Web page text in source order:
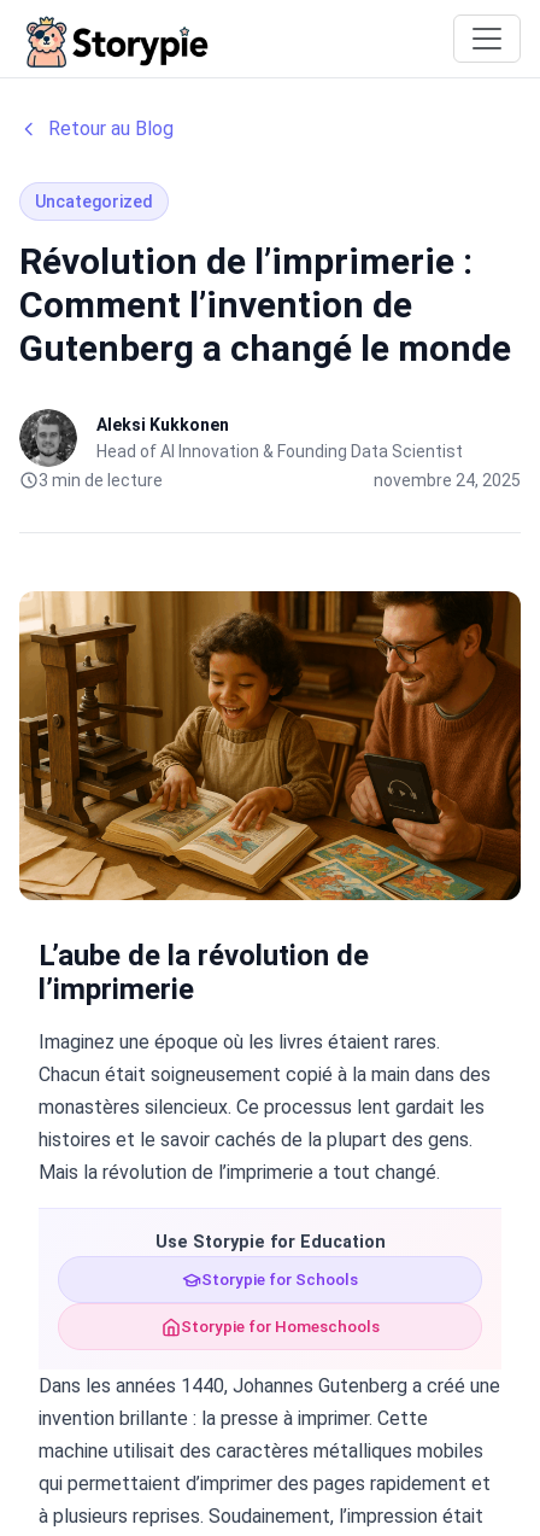
Retour au Blog
Uncategorized
Révolution de l’imprimerie :
Comment l’invention de
Gutenberg a changé le monde
Aleksi Kukkonen
Head of AI Innovation & Founding Data Scientist
3 min de lecture
novembre 24, 2025
L’aube de la révolution de
l’imprimerie
Imaginez une époque où les livres étaient rares.
Chacun était soigneusement copié à la main dans des
monastères silencieux. Ce processus lent gardait les
histoires et le savoir cachés de la plupart des gens.
Mais la révolution de l’imprimerie a tout changé.
Use Storypie for Education
Storypie for Schools
Storypie for Homeschools
Dans les années 1440, Johannes Gutenberg a créé une
invention brillante : la presse à imprimer. Cette
machine utilisait des caractères métalliques mobiles
qui permettaient d’imprimer des pages rapidement et
à plusieurs reprises. Soudainement, l’impression était